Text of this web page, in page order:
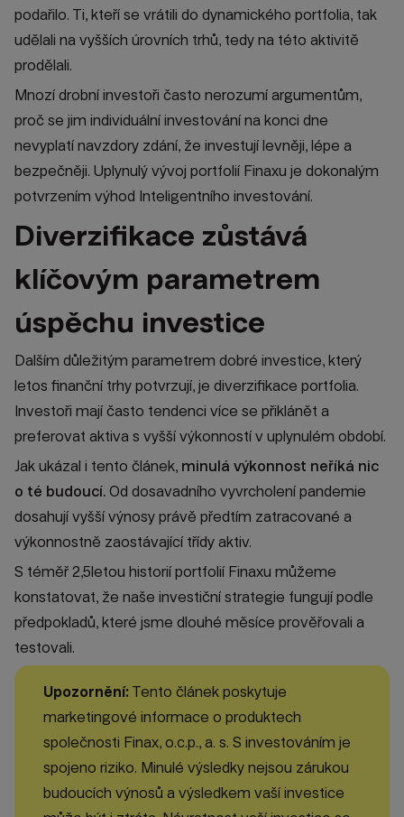
podařilo. Ti, kteří se vrátili do dynamického portfolia, tak
udělali na vyšších úrovních trhů, tedy na této aktivitě
prodělali.
Mnozí drobní investoři často nerozumí argumentům,
proč se jim individuální investování na konci dne
nevyplatí navzdory zdání, že investují levněji, lépe a
bezpečněji. Uplynulý vývoj portfolií Finaxu je dokonalým
potvrzením výhod Inteligentního investování.
Diverzifikace zůstává
klíčovým parametrem
úspěchu investice
Dalším důležitým parametrem dobré investice, který
letos finanční trhy potvrzují, je diverzifikace portfolia.
Investoři mají často tendenci více se přiklánět a
preferovat aktiva s vyšší výkonností v uplynulém období.
Jak ukázal i tento článek, minulá výkonnost neříká nic
o té budoucí. Od dosavadního vyvrcholení pandemie
dosahují vyšší výnosy právě předtím zatracované a
výkonnostně zaostávající třídy aktiv.
S téměř 2,5letou historií portfolií Finaxu můžeme
konstatovat, že naše investiční strategie fungují podle
předpokladů, které jsme dlouhé měsíce prověřovali a
testovali.
Upozornění: Tento článek poskytuje
marketingové informace o produktech
společnosti Finax, o.c.p., a. s. S investováním je
spojeno riziko. Minulé výsledky nejsou zárukou
budoucích výnosů a výsledkem vaší investice